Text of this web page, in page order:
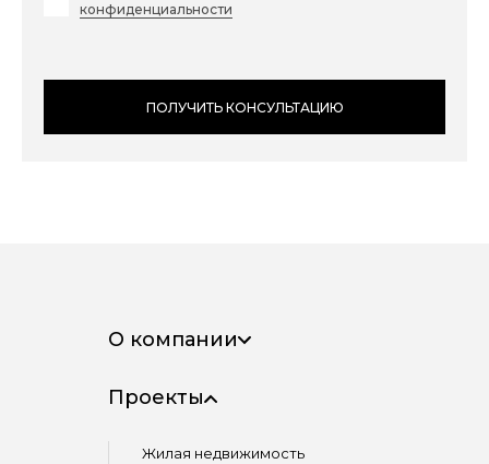
конфиденциальности
ПОЛУЧИТЬ КОНСУЛЬТАЦИЮ
О компании
Проекты
Жилая недвижимость